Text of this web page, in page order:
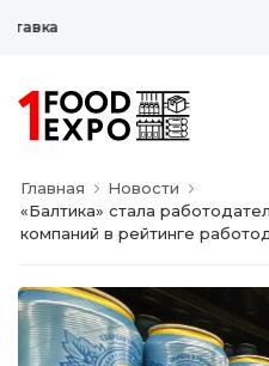
Главная
Новости
«Балтика» стала
компаний в рейтинге